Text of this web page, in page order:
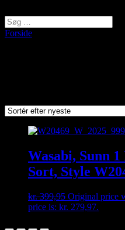
Forside
Wasabi, Sunn
Sort, Style
kr.399,95 Original price
price is: kr. 279,97.